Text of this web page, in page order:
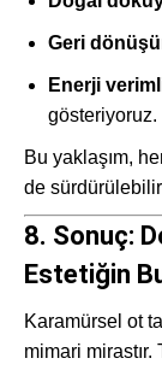
Geri
Enerji
gösteriyoruz.
Bu yaklaşım,
de
8. Sonuç:
Estetiğin
Karamürsel ot
mimari